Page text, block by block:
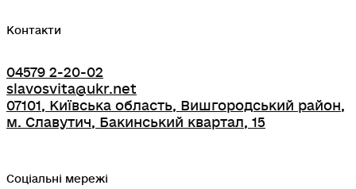
Контакти
04579 2-20-02
slavosvita@ukr.net
07101, Київська область, Вишгородський район,
м. Славутич, Бакинський квартал, 15
Соціальні мережі